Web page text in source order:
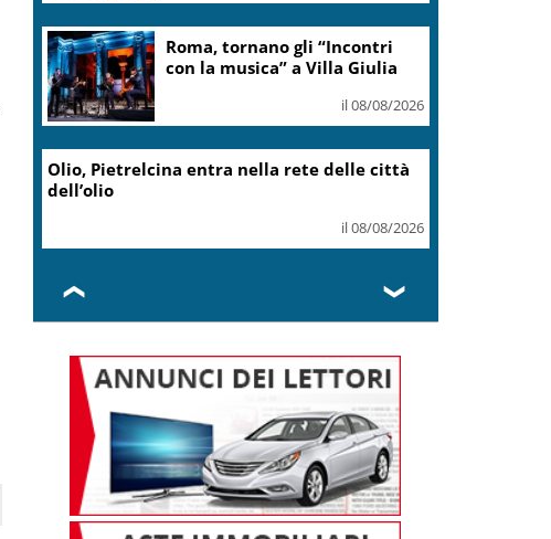
Roma, tornano gli “Incontri
con la musica” a Villa Giulia
il 08/08/2026
Olio, Pietrelcina entra nella rete delle città
dell’olio
il 08/08/2026
❮ ❯